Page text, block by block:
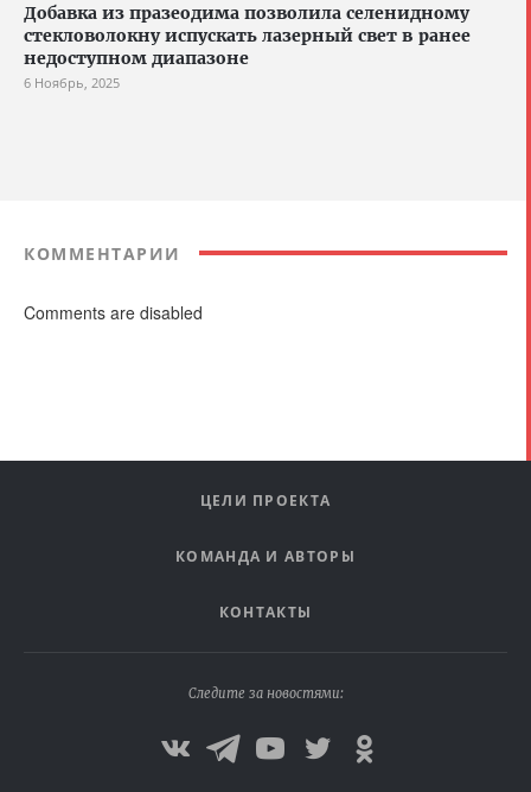
Добавка из празеодима позволила селенидному
стекловолокну испускать лазерный свет в ранее
недоступном диапазоне
6 Ноябрь, 2025
КОММЕНТАРИИ
Comments are disabled
ЦЕЛИ ПРОЕКТА
КОМАНДА И АВТОРЫ
КОНТАКТЫ
Следите за новостями: